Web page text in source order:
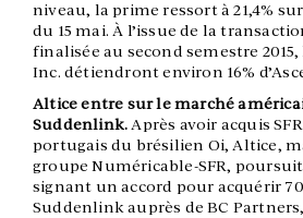
niveau, la prime ressort à 21,4%
du 15 mai. À l’issue de la
finalisée au second semestre
Inc. détiendront environ 16%
Altice entre sur le marché
Suddenlink. Après avoir acquis
portugais du brésilien Oi, Altice,
groupe Numéricable-SFR,
signant un accord pour acquérir
Suddenlink auprès de BC